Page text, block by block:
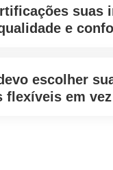
suas
e
escolher
flexíveis em